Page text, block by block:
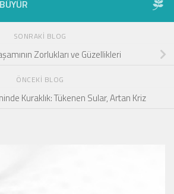
SONRAKI BLOG
Zorlukları ve Güzellikleri
ÖNCEKI BLOG
Kuraklık: Tükenen Sular, Artan Kriz